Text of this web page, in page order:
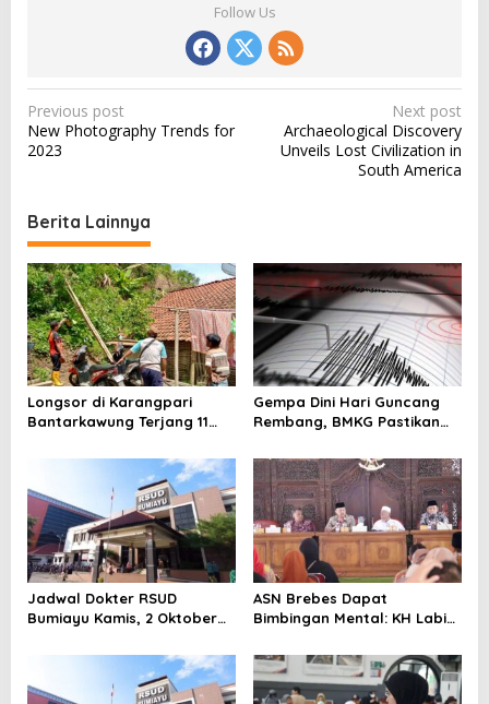
Follow Us
P
o
n
a
v
i
g
a
t
n
Previous post
New Photography Trends for
2023
Next post
Archaeological Discovery
Unveils Lost Civilization in
South America
Berita Lainnya
Longsor di Karangpari
Bantarkawung Terjang 11
Mengungsi
Gempa Dini Hari Guncang
Rembang, BMKG Pastikan
Jadwal Dokter RSUD
Bumiayu Kamis, 2 Oktober
Semua Poli
ASN Brebes Dapat
Bimbingan Mental: KH Labib
Teladan Rasulullah